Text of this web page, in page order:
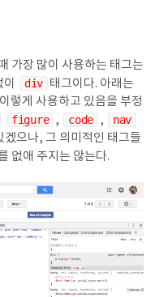
가장 많이 사용하는 태그는
div 태그이다. 아래는
렇게 사용하고 있음을 부정
figure , code , nav
겠으나, 그 의미적인 태그들
없애 주지는 않는다.